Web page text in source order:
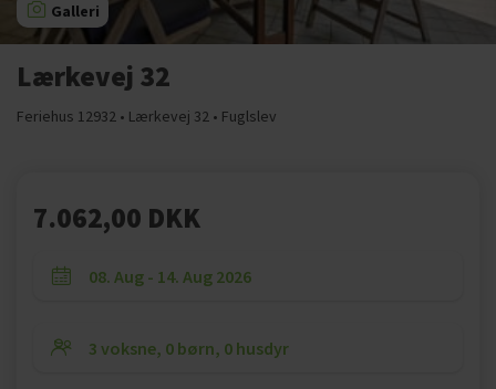
Galleri
Lærkevej 32
Feriehus 12932 • Lærkevej 32 • Fuglslev
7.062,00 DKK